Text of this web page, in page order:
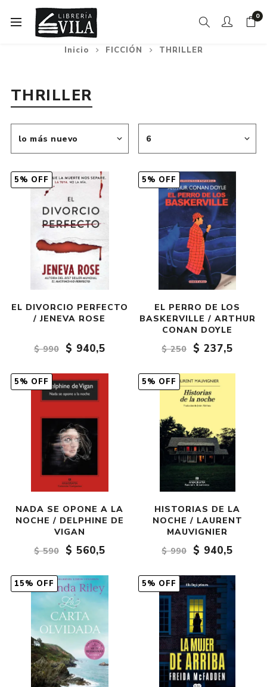
0
Inicio FICCIÓN THRILLER
THRILLER
5% OFF
EL DIVORCIO PERFECTO
/ JENEVA ROSE
$ 990 $ 940,5
5% OFF
EL PERRO DE LOS
BASKERVILLE / ARTHUR
CONAN DOYLE
$ 250
$ 237,5
5% OFF
NADA SE OPONE A LA
NOCHE / DELPHINE DE
VIGAN
$ 590
$ 560,5
5% OFF
HISTORIAS DE LA
NOCHE / LAURENT
MAUVIGNIER
$ 990
$ 940,5
15% OFF 5% OFF